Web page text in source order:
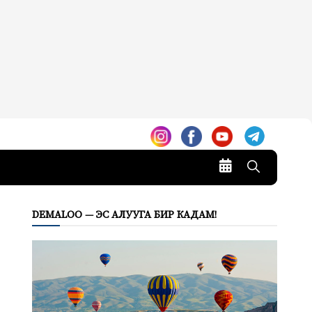
DEMALOO — ЭС АЛУУГА БИР КАДАМ!